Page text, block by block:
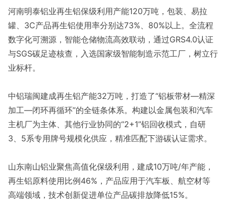
河南明泰铝业再生铝保级利用产能120万吨，包装、易拉
罐、3C产品再生铝使用率分别达73%、80%以上。全流程
数字化可溯源，智能仓储物流高效联动，通过GRS4.0认证
与SGS碳足迹核查，入选国家级智能制造示范工厂，树立行
业标杆。
中铝瑞闽建成再生铝产能32万吨，打造了“铝板带材—精深
加工—闭环再循环”的全链条体系。构建以金属包装和汽车
主机厂为主体、其他行业协同的“2+1”铝回收模式，自研
3、5系专用牌号规模化供应，精准匹配下游碳认证需求。
山东南山铝业聚焦高值化保级利用，建成10万吨/年产能，
再生铝原料使用比例46%，产品应用于汽车板、航空材等
高端领域，技术创新促进单位产品碳排放降低15%。